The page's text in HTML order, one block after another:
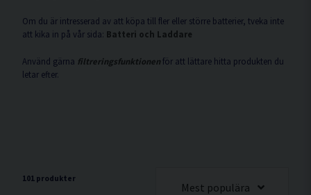
Om du är intresserad av att köpa till fler eller större batterier, tveka inte
att kika in på vår sida: Batteri och Laddare
Använd gärna filtreringsfunktionenför att lättare hitta produkten du
letar efter.
101 produkter
Mest populära